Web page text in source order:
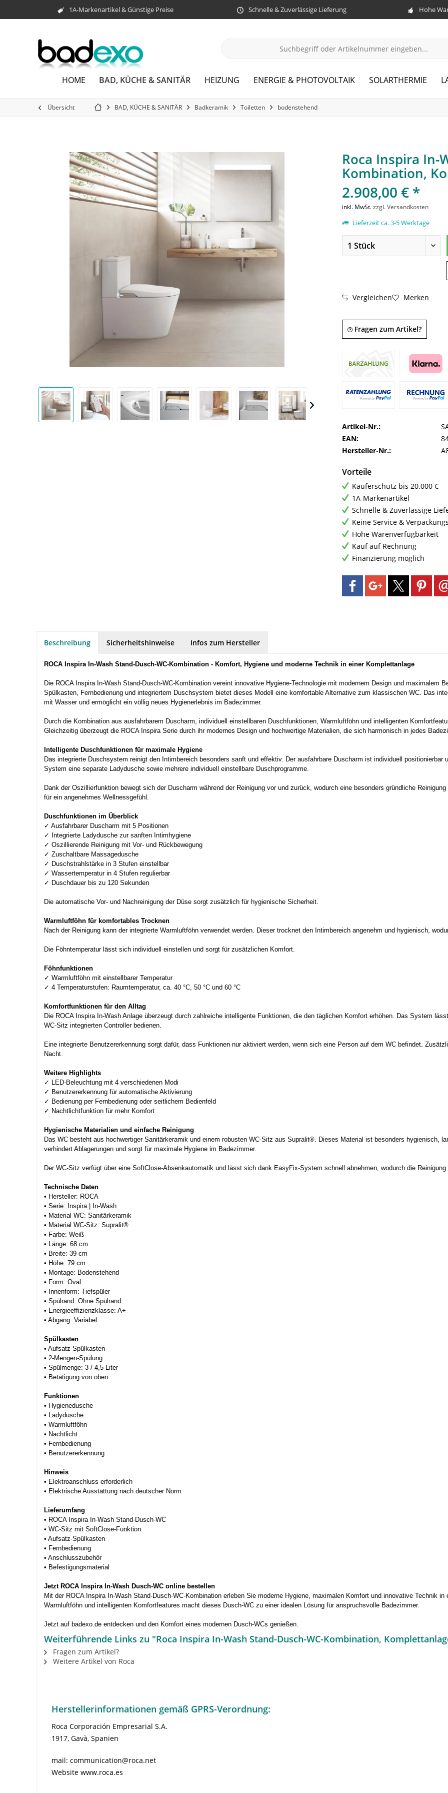
1A-Markenartikel & Günstige Preise Schnelle & Zuverlässige Lieferung Hohe
HOME BAD, KÜCHE & SANITÄR HEIZUNG ENERGIE & PHOTOVOLTAIK SOLARTHERMIE
Übersicht BAD, KÜCHE & SANITÄR Badkeramik Toiletten bodenstehend
Roca Inspira In-
Kombination,
2.908,00 € *
inkl. MwSt.zzgl. Versandkosten
Lieferzeit ca. 3-5 Werktage
Vergleichen Merken
Fragen zum Artikel?
Artikel-Nr.:
EAN:
Hersteller-Nr.:
Vorteile
Käuferschutz bis 20.000 €
1A-Markenartikel
Schnelle & Zuverlässige
Keine Service &
Hohe Warenverfügbarkeit
Kauf auf Rechnung
Finanzierung möglich
Beschreibung Sicherheitshinweise Infos zum Hersteller
ROCA Inspira In-Wash Stand-Dusch-WC-Kombination - Komfort, Hygiene und moderne Technik in einer Komplettanlage
Die ROCA Inspira In-Wash Stand-Dusch-WC-Kombination vereint innovative Hygiene-Technologie mit modernem Design und maximalem
Spülkasten, Fernbedienung und integriertem Duschsystem bietet dieses Modell eine komfortable Alternative zum klassischen WC. Das
mit Wasser und ermöglicht ein völlig neues Hygienerlebnis im Badezimmer.
Durch die Kombination aus ausfahrbarem Duscharm, individuell einstellbaren Duschfunktionen, Warmluftföhn und intelligenten
Gleichzeitig überzeugt die ROCA Inspira Serie durch ihr modernes Design und hochwertige Materialien, die sich harmonisch in jedes
Intelligente Duschfunktionen für maximale Hygiene
Das integrierte Duschsystem reinigt den Intimbereich besonders sanft und effektiv. Der ausfahrbare Duscharm ist individuell
System eine separate Ladydusche sowie mehrere individuell einstellbare Duschprogramme.
Dank der Oszillierfunktion bewegt sich der Duscharm während der Reinigung vor und zurück, wodurch eine besonders gründliche
für ein angenehmes Wellnessgefühl.
Duschfunktionen im Überblick
✓ Ausfahrbarer Duscharm mit 5 Positionen
✓ Integrierte Ladydusche zur sanften Intimhygiene
✓ Oszillierende Reinigung mit Vor- und Rückbewegung
✓ Zuschaltbare Massagedusche
✓ Duschstrahlstärke in 3 Stufen einstellbar
✓ Wassertemperatur in 4 Stufen regulierbar
✓ Duschdauer bis zu 120 Sekunden
Die automatische Vor- und Nachreinigung der Düse sorgt zusätzlich für hygienische Sicherheit.
Warmluftföhn für komfortables Trocknen
Nach der Reinigung kann der integrierte Warmluftföhn verwendet werden. Dieser trocknet den Intimbereich angenehm und hygienisch,
Die Föhntemperatur lässt sich individuell einstellen und sorgt für zusätzlichen Komfort.
Föhnfunktionen
✓ Warmluftföhn mit einstellbarer Temperatur
✓ 4 Temperaturstufen: Raumtemperatur, ca. 40 °C, 50 °C und 60 °C
Komfortfunktionen für den Alltag
Die ROCA Inspira In-Wash Anlage überzeugt durch zahlreiche intelligente Funktionen, die den täglichen Komfort erhöhen. Das System
WC-Sitz integrierten Controller bedienen.
Eine integrierte Benutzererkennung sorgt dafür, dass Funktionen nur aktiviert werden, wenn sich eine Person auf dem WC befindet.
Nacht.
Weitere Highlights
✓ LED-Beleuchtung mit 4 verschiedenen Modi
✓ Benutzererkennung für automatische Aktivierung
✓ Bedienung per Fernbedienung oder seitlichem Bedienfeld
✓ Nachtlichtfunktion für mehr Komfort
Hygienische Materialien und einfache Reinigung
Das WC besteht aus hochwertiger Sanitärkeramik und einem robusten WC-Sitz aus Supralit®. Dieses Material ist besonders hygienisch,
verhindert Ablagerungen und sorgt für maximale Hygiene im Badezimmer.
Der WC-Sitz verfügt über eine SoftClose-Absenkautomatik und lässt sich dank EasyFix-System schnell abnehmen, wodurch die Reinigung
Technische Daten
• Hersteller: ROCA
• Serie: Inspira | In-Wash
• Material WC: Sanitärkeramik
• Material WC-Sitz: Supralit®
• Farbe: Weiß
• Länge: 68 cm
• Breite: 39 cm
• Höhe: 79 cm
• Montage: Bodenstehend
• Form: Oval
• Innenform: Tiefspüler
• Spülrand: Ohne Spülrand
• Energieeffizienzklasse: A+
• Abgang: Variabel
Spülkasten
• Aufsatz-Spülkasten
• 2-Mengen-Spülung
• Spülmenge: 3 / 4,5 Liter
• Betätigung von oben
Funktionen
• Hygienedusche
• Ladydusche
• Warmluftföhn
• Nachtlicht
• Fernbedienung
• Benutzererkennung
Hinweis
• Elektroanschluss erforderlich
• Elektrische Ausstattung nach deutscher Norm
Lieferumfang
• ROCA Inspira In-Wash Stand-Dusch-WC
• WC-Sitz mit SoftClose-Funktion
• Aufsatz-Spülkasten
• Fernbedienung
• Anschlusszubehör
• Befestigungsmaterial
Jetzt ROCA Inspira In-Wash Dusch-WC online bestellen
Mit der ROCA Inspira In-Wash Stand-Dusch-WC-Kombination erleben Sie moderne Hygiene, maximalen Komfort und innovative Technik
Warmluftföhn und intelligenten Komfortfeatures macht dieses Dusch-WC zu einer idealen Lösung für anspruchsvolle Badezimmer.
Jetzt auf badexo.de entdecken und den Komfort eines modernen Dusch-WCs genießen.
Weiterführende Links zu "Roca Inspira In-Wash Stand-Dusch-WC-Kombination,
Fragen zum Artikel?
Weitere Artikel von Roca
Herstellerinformationen gemäß GPRS-Verordnung:
Roca Corporación Empresarial S.A.
1917, Gavà, Spanien
mail: communication@roca.net
Website www.roca.es